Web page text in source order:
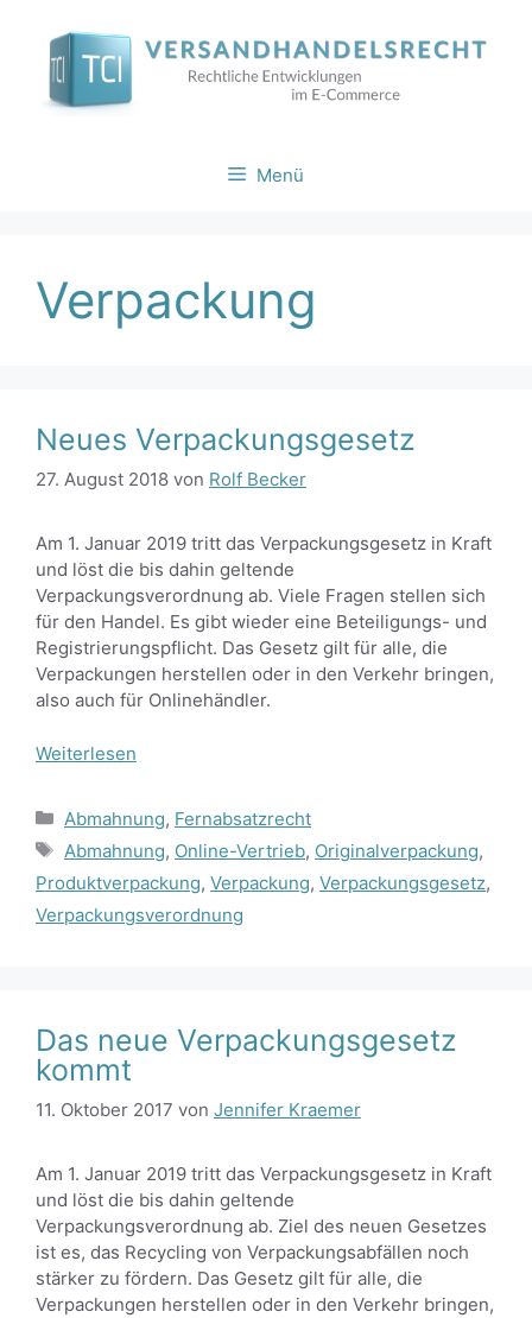
springen
Menü
Verpackung
Neues Verpackungsgesetz
27. August 2018 von Rolf Becker
Am 1. Januar 2019 tritt das Verpackungsgesetz in Kraft
und löst die bis dahin geltende
Verpackungsverordnung ab. Viele Fragen stellen sich
für den Handel. Es gibt wieder eine Beteiligungs- und
Registrierungspflicht. Das Gesetz gilt für alle, die
Verpackungen herstellen oder in den Verkehr bringen,
also auch für Onlinehändler.
Weiterlesen
Kategorien
Abmahnung, Fernabsatzrecht
Schlagwörter
Abmahnung, Online-Vertrieb, Originalverpackung,
Produktverpackung, Verpackung, Verpackungsgesetz,
Verpackungsverordnung
Das neue Verpackungsgesetz
kommt
11. Oktober 2017 von Jennifer Kraemer
Am 1. Januar 2019 tritt das Verpackungsgesetz in Kraft
und löst die bis dahin geltende
Verpackungsverordnung ab. Ziel des neuen Gesetzes
ist es, das Recycling von Verpackungsabfällen noch
stärker zu fördern. Das Gesetz gilt für alle, die
Verpackungen herstellen oder in den Verkehr bringen,